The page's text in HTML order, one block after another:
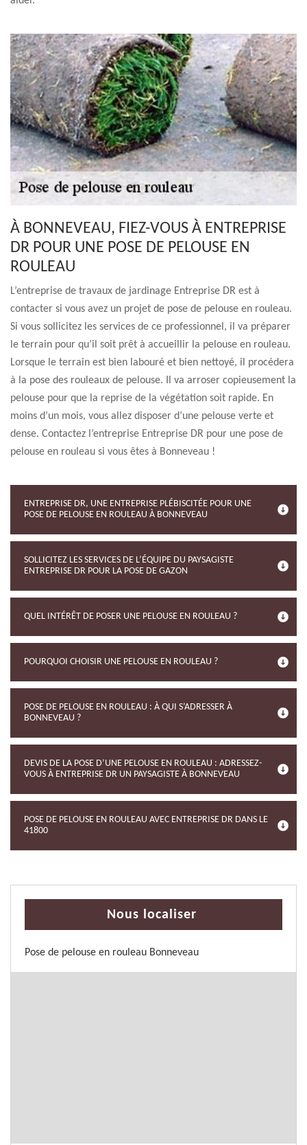
À BONNEVEAU, FIEZ-VOUS À ENTREPRISE
DR POUR UNE POSE DE PELOUSE EN
ROULEAU
L’entreprise de travaux de jardinage Entreprise DR est à
contacter si vous avez un projet de pose de pelouse en rouleau.
Si vous sollicitez les services de ce professionnel, il va préparer
le terrain pour qu’il soit prêt à accueillir la pelouse en rouleau.
Lorsque le terrain est bien labouré et bien nettoyé, il procédera
à la pose des rouleaux de pelouse. Il va arroser copieusement la
pelouse pour que la reprise de la végétation soit rapide. En
moins d’un mois, vous allez disposer d’une pelouse verte et
dense. Contactez l’entreprise Entreprise DR pour une pose de
pelouse en rouleau si vous êtes à Bonneveau !
ENTREPRISE DR, UNE ENTREPRISE PLÉBISCITÉE POUR UNE
POSE DE PELOUSE EN ROULEAU À BONNEVEAU
SOLLICITEZ LES SERVICES DE L’ÉQUIPE DU PAYSAGISTE
ENTREPRISE DR POUR LA POSE DE GAZON
QUEL INTÉRÊT DE POSER UNE PELOUSE EN ROULEAU ?
POURQUOI CHOISIR UNE PELOUSE EN ROULEAU ?
POSE DE PELOUSE EN ROULEAU : À QUI S’ADRESSER À
BONNEVEAU ?
DEVIS DE LA POSE D’UNE PELOUSE EN ROULEAU : ADRESSEZ-
VOUS À ENTREPRISE DR UN PAYSAGISTE À BONNEVEAU
POSE DE PELOUSE EN ROULEAU AVEC ENTREPRISE DR DANS LE
41800
Nous localiser
Pose de pelouse en rouleau Bonneveau